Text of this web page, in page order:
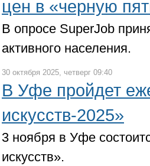
цен в «черную
В опросе SuperJob
активного населения.
30 октября 2025, четверг 09:40
В Уфе пройдет
искусств-2025»
3 ноября в Уфе
искусств».